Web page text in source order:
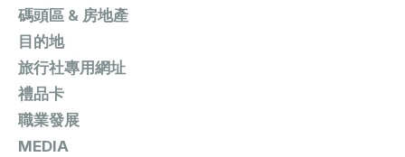
碼頭區 & 房地產
目的地
旅行社專用網址
禮品卡
職業發展
MEDIA